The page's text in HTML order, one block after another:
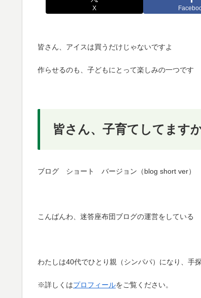
X
皆さん、アイスは買うだけじゃないですよ
作らせるのも、子どもにとって楽しみの一つです
皆さん、子育てしてます
ブログ ショート バージョン（blog short ver）
こんばんわ、迷答座布団ブログの運営をしている
わたしは40代でひとり親（シンパパ）になり、手
※詳しくはプロフィールをご覧ください。